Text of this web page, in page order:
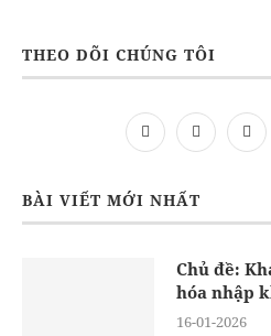
THEO DÕI CHÚNG TÔI
BÀI VIẾT MỚI NHẤT
Chủ đề:
hóa nhập
16-01-2026